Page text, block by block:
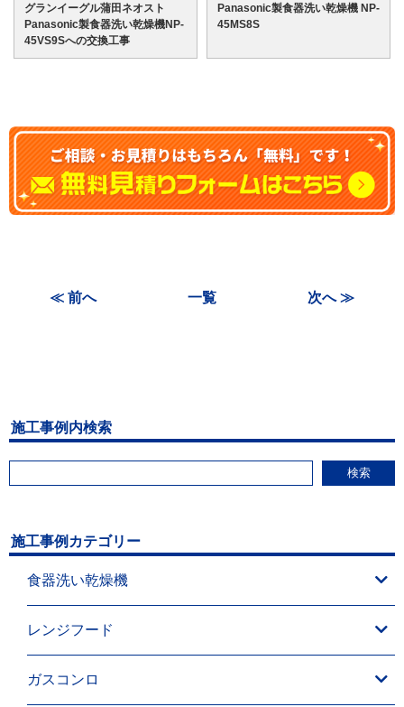
グランイーグル蒲田ネオスト
Panasonic製食器洗い乾燥機NP-
45VS9Sへの交換工事
Panasonic製食器洗い乾燥機 NP-
45MS8S
≪ 前へ 一覧 次へ ≫
施工事例内検索
検索
施工事例カテゴリー
食器洗い乾燥機
レンジフード
ガスコンロ